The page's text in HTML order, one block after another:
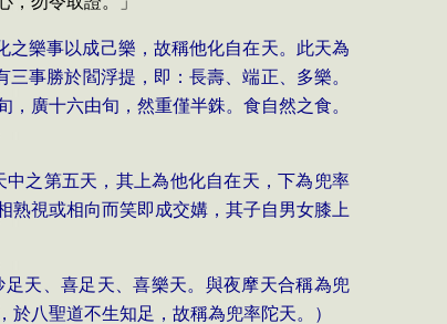
之樂事以成己樂，故稱他化自在天。此天為
事勝於閻浮提，即：長壽、端正、多樂。
廣十六由旬，然重僅半銖。食自然之食。
之第五天，其上為他化自在天，下為兜率
熟視或相向而笑即成交媾，其子自男女膝上
天、喜足天、喜樂天。與夜摩天合稱為兜
八聖道不生知足，故稱為兜率陀天。）